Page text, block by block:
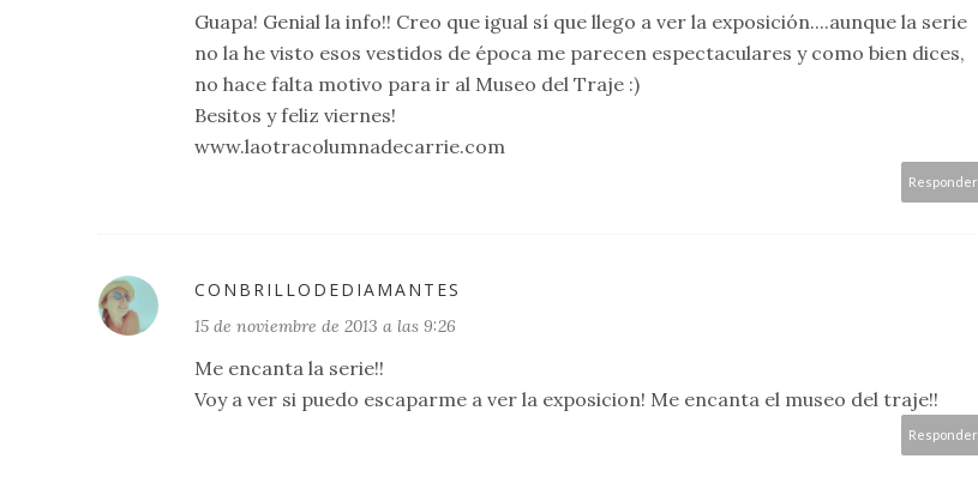
Guapa! Genial la info!! Creo que igual sí que llego a ver la exposición....aunque la serie
no la he visto esos vestidos de época me parecen espectaculares y como bien dices,
no hace falta motivo para ir al Museo del Traje :)
Besitos y feliz viernes!
www.laotracolumnadecarrie.com
Responder
CONBRILLODEDIAMANTES
15 de noviembre de 2013 a las 9:26
Me encanta la serie!!
Voy a ver si puedo escaparme a ver la exposicion! Me encanta el museo del traje!!
Responder